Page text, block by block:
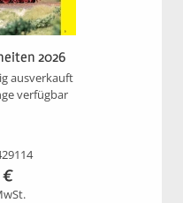
2026
ausverkauft
verfügbar
€